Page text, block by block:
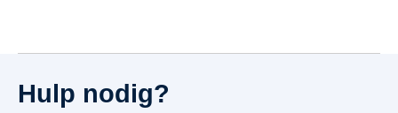
Hulp nodig?